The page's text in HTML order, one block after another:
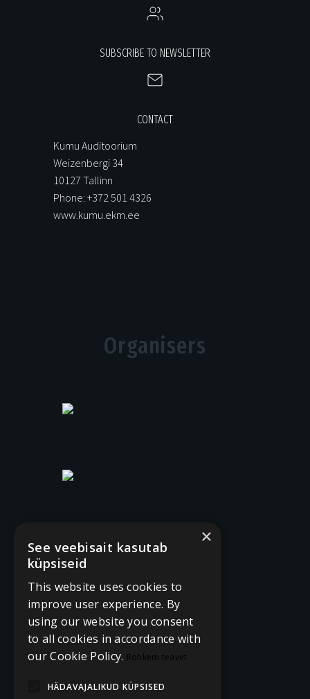
SUBSCRIBE TO NEWSLETTER
CONTACT
Kumu Auditoorium
Weizenbergi 34
10127 Tallinn
Phone: +372 501 4326
www.kumu.ekm.ee
Organisers
Supported by
×
See veebisait kasutab
küpsiseid
This website uses cookies to
improve user experience. By
using our website you consent
to all cookies in accordance with
our Cookie Policy. Rohkem teavet
HÄDAVAJALIKUD KÜPSISED